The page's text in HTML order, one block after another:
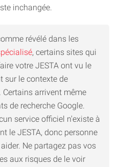
inchangée.
révélé dans les
, certains sites qui
votre JESTA ont vu le
sur le contexte de
arrivent même
de recherche Google.
service officiel n'existe à
le JESTA, donc personne
Ne partagez pas vos
aux risques de le voir